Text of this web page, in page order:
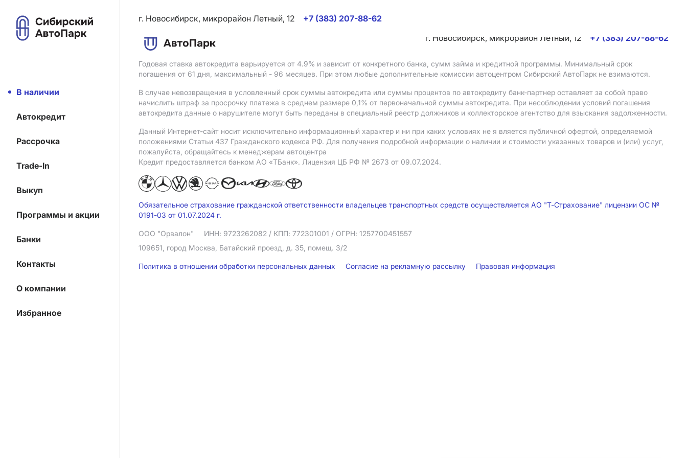
В наличии
Автокредит
Рассрочка
Trade-In
Выкуп
Программы и акции
Банки
Контакты
О компании
Избранное
г. Новосибирск, микрорайон Летный, 12
+7 (383) 207-88-62
г. Новосибирск, микрорайон Летный, 12
+7 (383) 207-88-62
Годовая ставка автокредита варьируется от 4.9% и зависит от конкретного банка, сумм займа и кредитной программы. Минимальный срок
погашения от 61 дня, максимальный - 96 месяцев. При этом любые дополнительные комиссии автоцентром Сибирский АвтоПарк не взимаются.
В случае невозвращения в условленный срок суммы автокредита или суммы процентов по автокредиту банк-партнер оставляет за собой право
начислить штраф за просрочку платежа в среднем размере 0,1% от первоначальной суммы автокредита. При несоблюдении условий погашения
автокредита данные о нарушителе могут быть переданы в специальный реестр должников и коллекторское агентство для взыскания задолженности.
Данный Интернет-сайт носит исключительно информационный характер и ни при каких условиях не я вляется публичной офертой, определяемой
положениями Статьи 437 Гражданского кодекса РФ. Для получения подробной информации о наличии и стоимости указанных товаров и (или) услуг,
пожалуйста, обращайтесь к менеджерам автоцентра
Кредит предоставляется банком АO «ТБанк». Лицензия ЦБ РФ № 2673 от 09.07.2024.
Обязательное страхование гражданской ответственности владельцев транспортных средств осуществляется АО "Т-Страхование" лицензии ОС №
0191-03 от 01.07.2024 г.
ООО "Орвалон" ИНН: 9723262082 / КПП: 772301001 / ОГРН: 1257700451557
109651, город Москва, Батайский проезд, д. 35, помещ. 3/2
Политика в отношении обработки персональных данных Согласие на рекламную рассылку Правовая информация